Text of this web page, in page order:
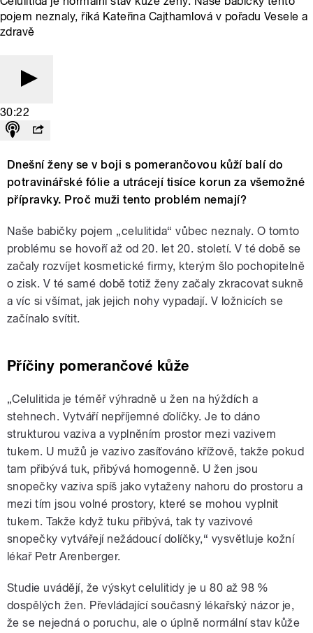
pojem neznaly, říká Kateřina Cajthamlová v pořadu Vesele a
zdravě
30:22
Dnešní ženy se v boji s pomerančovou kůží balí do
potravinářské fólie a utrácejí tisíce korun za všemožné
přípravky. Proč muži tento problém nemají?
Naše babičky pojem „celulitida“ vůbec neznaly. O tomto
problému se hovoří až od 20. let 20. století. V té době se
začaly rozvíjet kosmetické firmy, kterým šlo pochopitelně
o zisk. V té samé době totiž ženy začaly zkracovat sukně
a víc si všímat, jak jejich nohy vypadají. V ložnicích se
začínalo svítit.
Příčiny pomerančové kůže
„Celulitida je téměř výhradně u žen na hýždích a
stehnech. Vytváří nepříjemné ďolíčky. Je to dáno
strukturou vaziva a vyplněním prostor mezi vazivem
tukem. U mužů je vazivo zasíťováno křížově, takže pokud
tam přibývá tuk, přibývá homogenně. U žen jsou
snopečky vaziva spíš jako vytaženy nahoru do prostoru a
mezi tím jsou volné prostory, které se mohou vyplnit
tukem. Takže když tuku přibývá, tak ty vazivové
snopečky vytvářejí nežádoucí dolíčky,“ vysvětluje kožní
lékař Petr Arenberger.
Studie uvádějí, že výskyt celulitidy je u 80 až 98 %
dospělých žen. Převládající současný lékařský názor je,
že se nejedná o poruchu, ale o úplně normální stav kůže